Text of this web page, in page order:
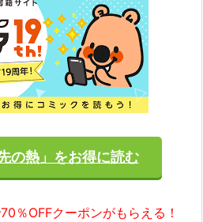
の熱」をお得に読む
％OFFクーポンがもらえる！